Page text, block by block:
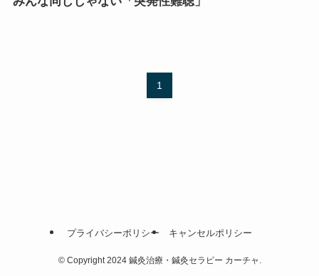
1
プライバシーポリシー キャンセルポリシー
©Copyright 2024 鍼灸治療・鍼灸セラピー カーチャ.